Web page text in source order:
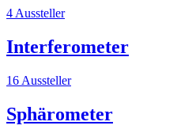
4 Aussteller
Interferometer
16 Aussteller
Sphärometer